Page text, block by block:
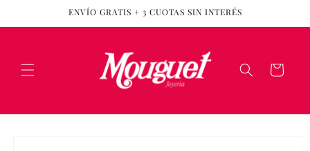
directamente
al contenido
ENVÍO GRATIS + 3 CUOTAS SIN INTERÉS
Carrito